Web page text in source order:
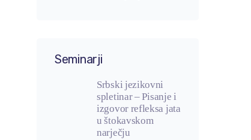
Seminarji
Srbski jezikovni
spletinar – Pisanje i
izgovor refleksa jata
u štokavskom
narječju